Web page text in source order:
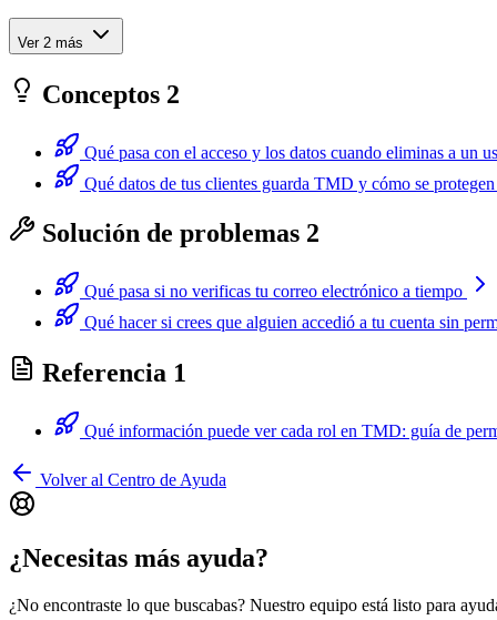
Ver 2 más
Conceptos 2
Qué pasa con el acceso y los datos cuando eliminas a un
Qué datos de tus clientes guarda TMD y cómo se protegen
Solución de problemas 2
Qué pasa si no verificas tu correo electrónico a tiempo
Qué hacer si crees que alguien accedió a tu cuenta sin
Referencia 1
Qué información puede ver cada rol en TMD: guía de
Volver al Centro de Ayuda
¿Necesitas más ayuda?
¿No encontraste lo que buscabas? Nuestro equipo está listo para